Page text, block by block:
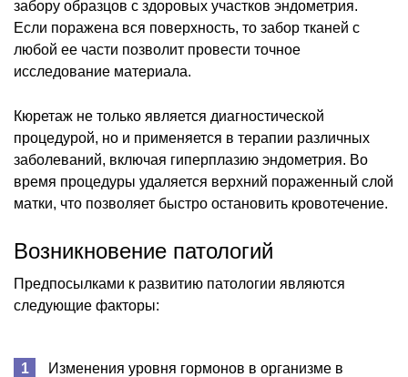
забору образцов с здоровых участков эндометрия.
Если поражена вся поверхность, то забор тканей с
любой ее части позволит провести точное
исследование материала.
Кюретаж не только является диагностической
процедурой, но и применяется в терапии различных
заболеваний, включая гиперплазию эндометрия. Во
время процедуры удаляется верхний пораженный слой
матки, что позволяет быстро остановить кровотечение.
Возникновение патологий
Предпосылками к развитию патологии являются
следующие факторы:
Изменения уровня гормонов в организме в